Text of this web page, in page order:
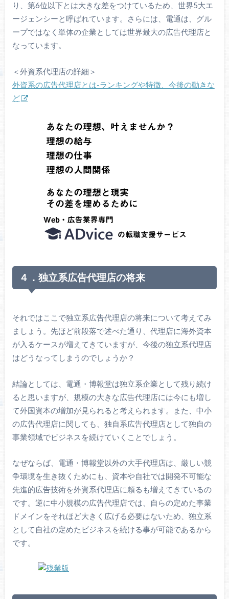
り、第6位以下とは大きな差をつけているため、世界5大エ
ージェンシーと呼ばれています。さらには、電通は、グル
ープではなく単体の企業としては世界最大の広告代理店と
なっています。
＜外資系代理店の詳細＞
外資系の広告代理店とは-ランキングや特徴、今後の動きな
ど
４．独立系広告代理店の将来
それではここで独立系広告代理店の将来について考えてみ
ましょう。先ほど前段落で述べた通り、代理店に海外資本
が入るケースが増えてきていますが、今後の独立系代理店
はどうなってしまうのでしょうか？
結論としては、電通・博報堂は独立系企業として残り続け
ると思いますが、規模の大きな広告代理店には今にも増し
て外国資本の増加が見られると考えられます。また、中小
の広告代理店に関しても、独自系広告代理店として独自の
事業領域でビジネスを続けていくことでしょう。
なぜならば、電通・博報堂以外の大手代理店は、厳しい競
争環境を生き抜くためにも、資本や自社では開発不可能な
先進的広告技術を外資系代理店に頼るも増えてきているの
です。逆に中小規模の広告代理店では、自らの定めた事業
ドメインをそれほど大きく広げる必要はないため、独立系
として自社の定めたビジネスを続ける事が可能であるから
です。